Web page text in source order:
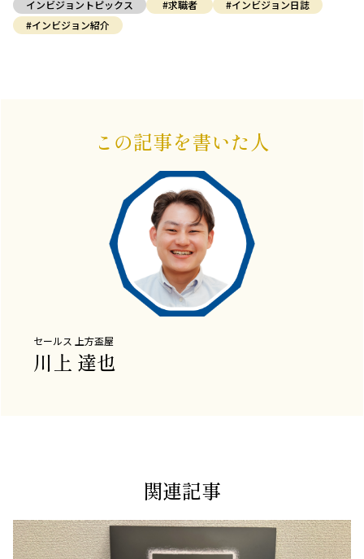
インビジョントピックス #求職者
#インビジョン日誌
#インビジョン紹介
この記事を書いた人
セールス 上方盃屋
川上 達也
関連記事